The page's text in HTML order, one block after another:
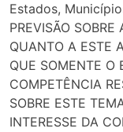
Estados,
PREVISÃO
QUANTO A ESTE
QUE SOMENTE O
COMPETÊNCIA
SOBRE ESTE
INTERESSE DA